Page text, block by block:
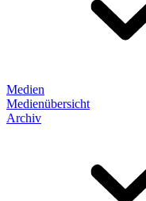
Medien
Medienübersicht
Archiv